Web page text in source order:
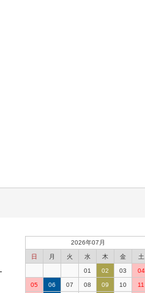
2026年07月
日 月 火 水 木 金 土
01 02 03 04
05 06 07 08 09 10 11